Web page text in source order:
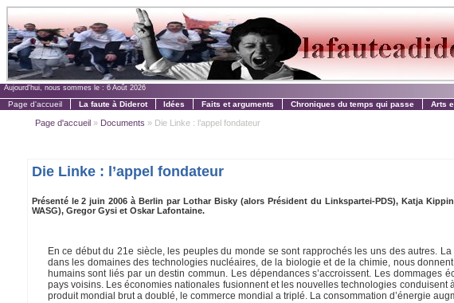
Aujourd'hui, nous sommes le : 6 Août 2026
Page d'accueil La faute à Diderot Idées Faits et arguments Chroniques du temps qui passe Arts
Page d'accueil» Documents » Die Linke : l’appel fondateur
Die Linke : l’appel fondateur
Présenté le 2 juin 2006 à Berlin par Lothar Bisky (alors Président du Linkspartei-PDS), Katja
WASG), Gregor Gysi et Oskar Lafontaine.
En ce début du 21e siècle, les peuples du monde se sont rapprochés les uns des autres.
dans les domaines des technologies nucléaires, de la biologie et de la chimie, nous
humains sont liés par un destin commun. Les dépendances s’accroissent. Les
pays voisins. Les économies nationales fusionnent et les nouvelles technologies
produit mondial brut a doublé, le commerce mondial a triplé. La consommation d’énergie